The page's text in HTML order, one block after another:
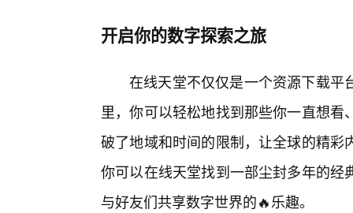
开启你的数字探索之旅
在线天堂不仅仅是一个资源下载平
里，你可以轻松地找到那些你一直想
破了地域和时间的限制，让全球的精
你可以在线天堂找到一部尘封多年的
与好友们共享数字世界的🔥乐趣。